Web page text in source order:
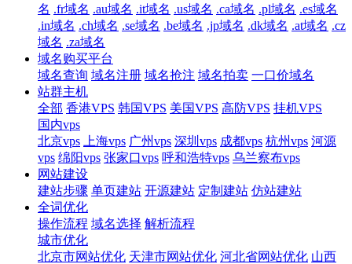
名 .fr域名 .au域名 .it域名 .us域名 .ca域名 .pl域名 .es域名
.in域名 .ch域名 .se域名 .be域名 .jp域名 .dk域名 .at域名 .cz
域名 .za域名
域名购买平台
域名查询 域名注册 域名抢注 域名拍卖 一口价域名
站群主机
全部 香港VPS 韩国VPS 美国VPS 高防VPS 挂机VPS
国内vps
北京vps
上海vps 广州vps 深圳vps 成都vps 杭州vps 河源
vps 绵阳vps 张家口vps 呼和浩特vps 乌兰察布vps
网站建设
建站步骤 单页建站 开源建站 定制建站 仿站建站
全词优化
操作流程 域名选择 解析流程
城市优化
北京市网站优化 天津市网站优化 河北省网站优化 山西